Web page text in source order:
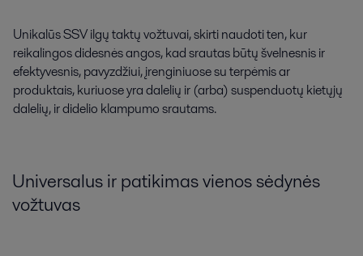
Unikalūs SSV ilgų taktų vožtuvai, skirti naudoti ten, kur
reikalingos didesnės angos, kad srautas būtų švelnesnis ir
efektyvesnis, pavyzdžiui, įrenginiuose su terpėmis ar
produktais, kuriuose yra dalelių ir (arba) suspenduotų kietųjų
dalelių, ir didelio klampumo srautams.
Universalus ir patikimas vienos sėdynės
vožtuvas